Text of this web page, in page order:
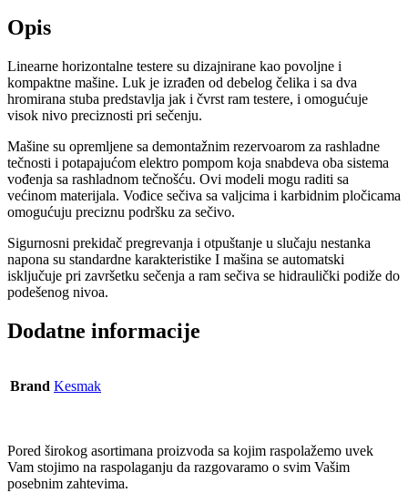
Opis
Linearne horizontalne testere su dizajnirane kao povoljne i
kompaktne mašine. Luk je izrađen od debelog čelika i sa dva
hromirana stuba predstavlja jak i čvrst ram testere, i omogućuje
visok nivo preciznosti pri sečenju.
Mašine su opremljene sa demontažnim rezervoarom za rashladne
tečnosti i potapajućom elektro pompom koja snabdeva oba sistema
vođenja sa rashladnom tečnošću. Ovi modeli mogu raditi sa
većinom materijala. Vođice sečiva sa valjcima i karbidnim pločicama
omogućuju preciznu podršku za sečivo.
Sigurnosni prekidač pregrevanja i otpuštanje u slučaju nestanka
napona su standardne karakteristike I mašina se automatski
isključuje pri završetku sečenja a ram sečiva se hidraulički podiže do
podešenog nivoa.
Dodatne informacije
Brand Kesmak
Pored širokog asortimana proizvoda sa kojim raspolažemo uvek
Vam stojimo na raspolaganju da razgovaramo o svim Vašim
posebnim zahtevima.